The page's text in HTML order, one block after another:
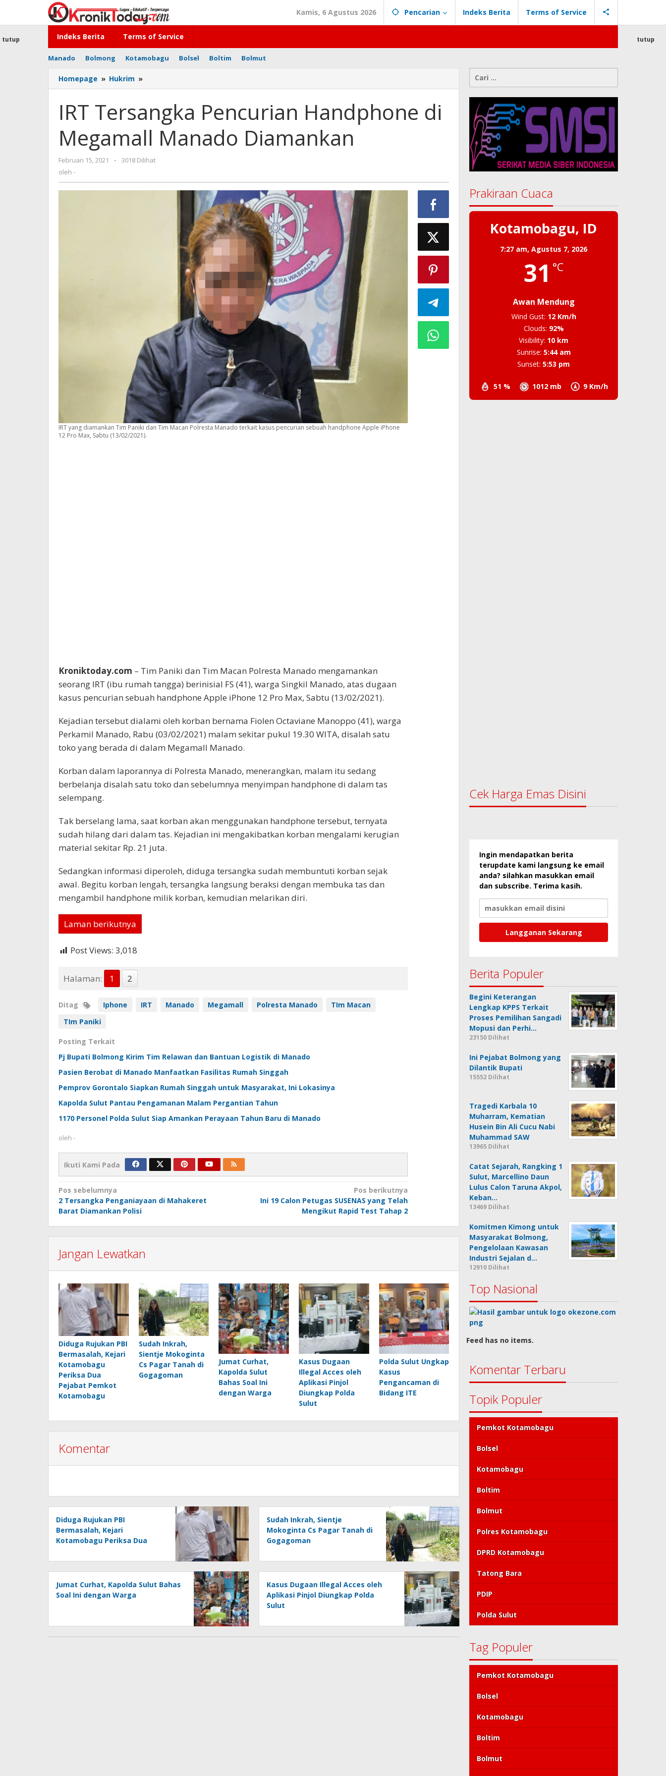
konten
Kamis, 6 Agustus 2026 Pencarian Indeks Berita Terms of Service
Indeks Berita Terms of Service
Manado Bolmong Kotamobagu Bolsel Boltim Bolmut
tutup tutup
Homepage » Hukrim »
Tersangka
Handphone
di
Megamall
Manado
IRT Tersangka Pencurian Handphone di
Megamall Manado Diamankan
Februari 15, 2021
oleh
-
3018 Dilihat
oleh -
IRT yang diamankan Tim Paniki dan Tim Macan Polresta Manado terkait kasus pencurian sebuah handphone Apple iPhone
12 Pro Max, Sabtu (13/02/2021).
Kroniktoday.com – Tim Paniki dan Tim Macan Polresta Manado mengamankan
seorang IRT (ibu rumah tangga) berinisial FS (41), warga Singkil Manado, atas dugaan
kasus pencurian sebuah handphone Apple iPhone 12 Pro Max, Sabtu (13/02/2021).
Kejadian tersebut dialami oleh korban bernama Fiolen Octaviane Manoppo (41), warga
Perkamil Manado, Rabu (03/02/2021) malam sekitar pukul 19.30 WITA, disalah satu
toko yang berada di dalam Megamall Manado.
Korban dalam laporannya di Polresta Manado, menerangkan, malam itu sedang
berbelanja disalah satu toko dan sebelumnya menyimpan handphone di dalam tas
selempang.
Tak berselang lama, saat korban akan menggunakan handphone tersebut, ternyata
sudah hilang dari dalam tas. Kejadian ini mengakibatkan korban mengalami kerugian
material sekitar Rp. 21 juta.
Sedangkan informasi diperoleh, diduga tersangka sudah membuntuti korban sejak
awal. Begitu korban lengah, tersangka langsung beraksi dengan membuka tas dan
mengambil handphone milik korban, kemudian melarikan diri.
Laman berikutnya
Post Views: 3,018
Halaman: 1 2
Ditag Iphone IRT Manado Megamall Polresta Manado
TIm Macan
TIm Paniki
Posting Terkait
Pj Bupati Bolmong Kirim Tim Relawan dan Bantuan Logistik di Manado
Pasien Berobat di Manado Manfaatkan Fasilitas Rumah Singgah
Pemprov Gorontalo Siapkan Rumah Singgah untuk Masyarakat, Ini Lokasinya
Kapolda Sulut Pantau Pengamanan Malam Pergantian Tahun
1170 Personel Polda Sulut Siap Amankan Perayaan Tahun Baru di Manado
oleh -
Ikuti Kami Pada
Navigasi
pos
Pos sebelumnya
2 Tersangka Penganiayaan di Mahakeret
Barat Diamankan Polisi
Pos berikutnya
Ini 19 Calon Petugas SUSENAS yang Telah
Mengikut Rapid Test Tahap 2
Jangan Lewatkan
Diduga Rujukan PBI
Bermasalah, Kejari
Kotamobagu
Periksa Dua
Pejabat Pemkot
Kotamobagu
Sudah Inkrah,
Sientje Mokoginta
Cs Pagar Tanah di
Gogagoman
Jumat Curhat,
Kapolda Sulut
Bahas Soal Ini
dengan Warga
Kasus Dugaan
Illegal Acces oleh
Aplikasi Pinjol
Diungkap Polda
Sulut
Polda Sulut Ungkap
Kasus
Pengancaman di
Bidang ITE
Komentar
Diduga Rujukan PBI
Bermasalah, Kejari
Kotamobagu Periksa Dua
Sudah Inkrah, Sientje
Mokoginta Cs Pagar Tanah di
Gogagoman
Jumat Curhat, Kapolda Sulut Bahas
Soal Ini dengan Warga
Kasus Dugaan Illegal Acces oleh
Aplikasi Pinjol Diungkap Polda
Sulut
Cari
untuk:
Prakiraan Cuaca
Kotamobagu, ID
7:27 am,Agustus 7, 2026
31 °C
Awan Mendung
51 % 1012 mb 9 Km/h
Wind Gust: 12 Km/h
Clouds: 92%
Visibility: 10 km
Sunrise: 5:44 am
Sunset: 5:53 pm
Cek Harga Emas Disini
Ingin mendapatkan berita
terupdate kami langsung ke email
anda? silahkan masukkan email
dan subscribe. Terima kasih.
Berita Populer
Begini Keterangan
Lengkap KPPS Terkait
Proses Pemilihan Sangadi
Mopusi dan Perhi…
23150 Dilihat
Ini Pejabat Bolmong yang
Dilantik Bupati
15552 Dilihat
Tragedi Karbala 10
Muharram, Kematian
Husein Bin Ali Cucu Nabi
Muhammad SAW
13965 Dilihat
Catat Sejarah, Rangking 1
Sulut, Marcellino Daun
Lulus Calon Taruna Akpol,
Keban…
13469 Dilihat
Komitmen Kimong untuk
Masyarakat Bolmong,
Pengelolaan Kawasan
Industri Sejalan d…
12910 Dilihat
Top Nasional
Feed has no items.
Komentar Terbaru
Topik Populer
Pemkot Kotamobagu
Bolsel
Kotamobagu
Boltim
Bolmut
Polres Kotamobagu
DPRD Kotamobagu
Tatong Bara
PDIP
Polda Sulut
Tag Populer
Pemkot Kotamobagu
Bolsel
Kotamobagu
Boltim
Bolmut